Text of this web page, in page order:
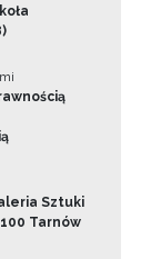
Sztuki
Tarnów